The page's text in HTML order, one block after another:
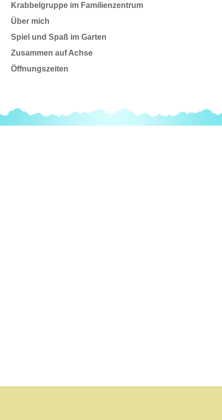
Krabbelgruppe im Familienzentrum
Über mich
Spiel und Spaß im Garten
Zusammen auf Achse
Öffnungszeiten